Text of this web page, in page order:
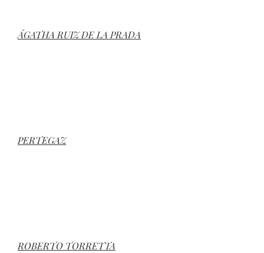
ÁGATHA RUIZ DE LA PRADA
PERTEGAZ
ROBERTO TORRETTA